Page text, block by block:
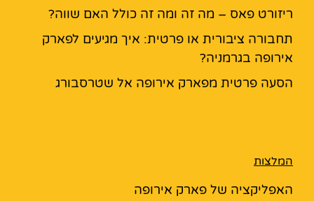
ריזורט פאס – מה זה ומה זה כולל האם שווה?
תחבורה ציבורית או פרטית: איך מגיעים לפארק
אירופה בגרמניה?
הסעה פרטית מפארק אירופה אל שטרסבורג
המלצות
האפליקציה של פארק אירופה